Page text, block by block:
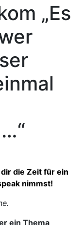
„Es
die Zeit für ein
nimmst!
ein Thema